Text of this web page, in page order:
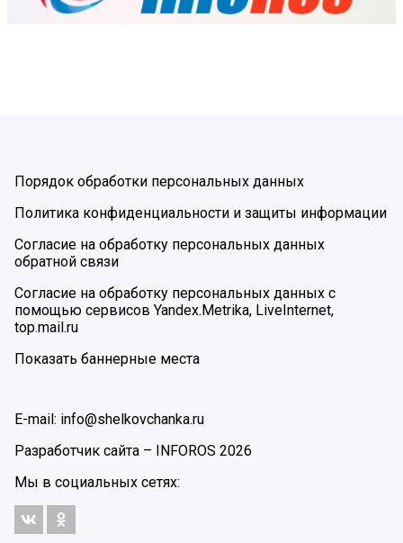
Порядок обработки персональных данных
Политика конфиденциальности и защиты информации
Согласие на обработку персональных данных
обратной связи
Согласие на обработку персональных данных с
помощью сервисов Yandex.Metrika, LiveInternet,
top.mail.ru
Показать баннерные места
E-mail: info@shelkovchanka.ru
Разработчик сайта –
INFOROS 2026
Мы в социальных сетях: